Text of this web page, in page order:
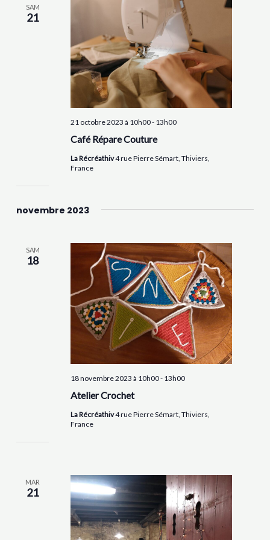
SAM
21
Café Répare Couture
21 octobre 2023 à 10h00- 13h00
La Récréathiv4 rue Pierre Sémart, Thiviers,
France
novembre 2023
SAM
18
Atelier Crochet
18 novembre 2023 à 10h00- 13h00
La Récréathiv4 rue Pierre Sémart, Thiviers,
France
MAR
21